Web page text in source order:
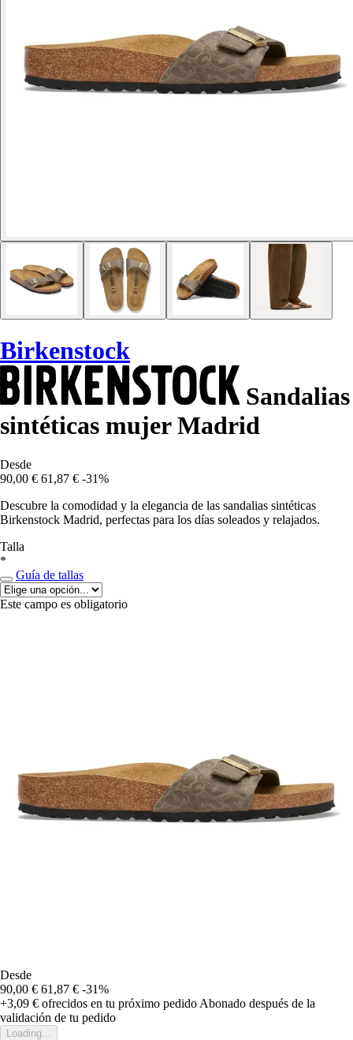
Birkenstock
Sandalias
sintéticas mujer Madrid
Desde
90,00 € 61,87 € -31%
Descubre la comodidad y la elegancia de las sandalias sintéticas
Birkenstock Madrid, perfectas para los días soleados y relajados.
Talla
*
Guía de tallas
Este campo es obligatorio
Desde
90,00 € 61,87 € -31%
+3,09 € ofrecidos en tu próximo pedido Abonado después de la
validación de tu pedido
Loading...